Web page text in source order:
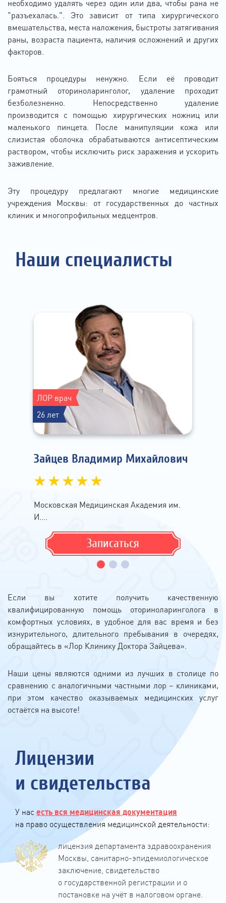
необходимо удалять через один или два, чтобы рана не
"разъехалась.". Это зависит от типа хирургического
вмешательства, места наложения, быстроты затягивания
раны, возраста пациента, наличия осложнений и других
факторов.
Бояться процедуры ненужно. Если её проводит
грамотный оториноларинголог, удаление проходит
безболезненно. Непосредственно удаление
производится с помощью хирургических ножниц или
маленького пинцета. После манипуляции кожа или
слизистая оболочка обрабатываются антисептическим
раствором, чтобы исключить риск заражения и ускорить
заживление.
Эту процедуру предлагают многие медицинские
учреждения Москвы: от государственных до частных
клиник и многопрофильных медцентров.
Наши специалисты
ЛОР врач
26 лет
Зайцев Владимир Михайлович
Московская Медицинская Академия им.
И....
Записаться
Если вы хотите получить качественную
квалифицированную помощь оториноларинголога в
комфортных условиях, в удобное для вас время и без
изнурительного, длительного пребывания в очередях,
обращайтесь в «Лор Клинику Доктора Зайцева».
Наши цены являются одними из лучших в столице по
сравнению с аналогичными частными лор – клиниками,
при этом качество оказываемых медицинских услуг
остаётся на высоте!
Лицензии
и свидетельства
У нас есть вся медицинская документация
на право осуществления медицинской деятельности:
лицензия департамента здравоохранения
Москвы, санитарно-эпидемиологическое
заключение, свидетельство
о государственной регистрации и о
постановке на учёт в налоговом органе.